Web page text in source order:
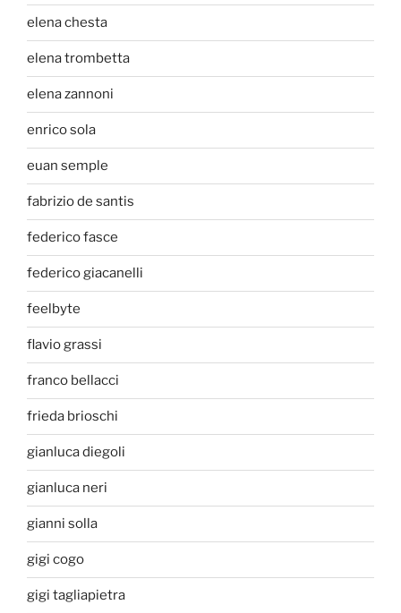
elena chesta
elena trombetta
elena zannoni
enrico sola
euan semple
fabrizio de santis
federico fasce
federico giacanelli
feelbyte
flavio grassi
franco bellacci
frieda brioschi
gianluca diegoli
gianluca neri
gianni solla
gigi cogo
gigi tagliapietra